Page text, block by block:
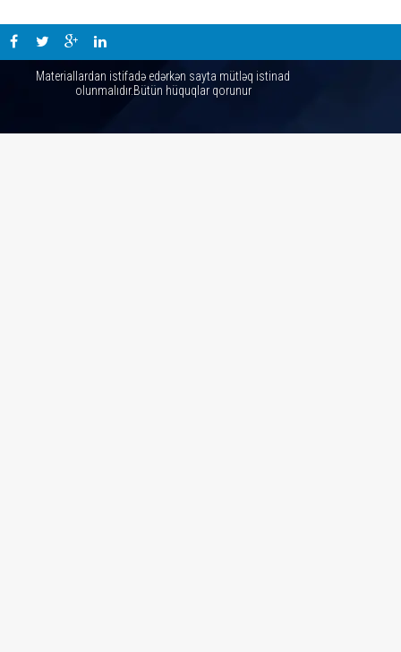
Materiallardan istifadə edərkən sayta mütləq istinad
olunmalıdır.Bütün hüquqlar qorunur